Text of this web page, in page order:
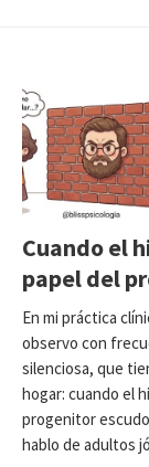
Cuando el
papel del
En mi práctica
observo con
silenciosa, que
hogar: cuando el
progenitor
hablo de adultos